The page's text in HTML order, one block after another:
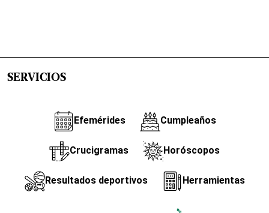
SERVICIOS
Efemérides Cumpleaños
Crucigramas Horóscopos
Resultados deportivos Herramientas